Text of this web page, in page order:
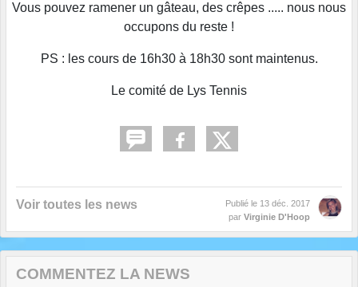
Vous pouvez ramener un gâteau, des crêpes ..... nous nous
occupons du reste !
PS : les cours de 16h30 à 18h30 sont maintenus.
Le comité de Lys Tennis
Voir toutes les news Publié le 13 déc. 2017
par Virginie D'Hoop
COMMENTEZ LA NEWS